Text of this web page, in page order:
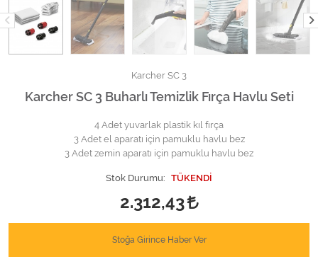
Karcher SC 3
Karcher SC 3 Buharlı Temizlik Fırça Havlu Seti
4 Adet yuvarlak plastik kıl fırça
3 Adet el aparatı için pamuklu havlu bez
3 Adet zemin aparatı için pamuklu havlu bez
Stok Durumu: TÜKENDİ
2.312,43
Stoğa Girince Haber Ver